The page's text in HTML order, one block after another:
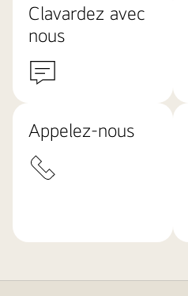
Clavardez avec
nous
Appelez-nous